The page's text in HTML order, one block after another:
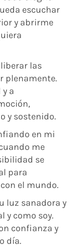
escuchar
y abrirme
las
plenamente.
a
y sostenido.
en mi
me
se
para
el mundo.
luz sanadora y
y como soy.
confianza y
día.